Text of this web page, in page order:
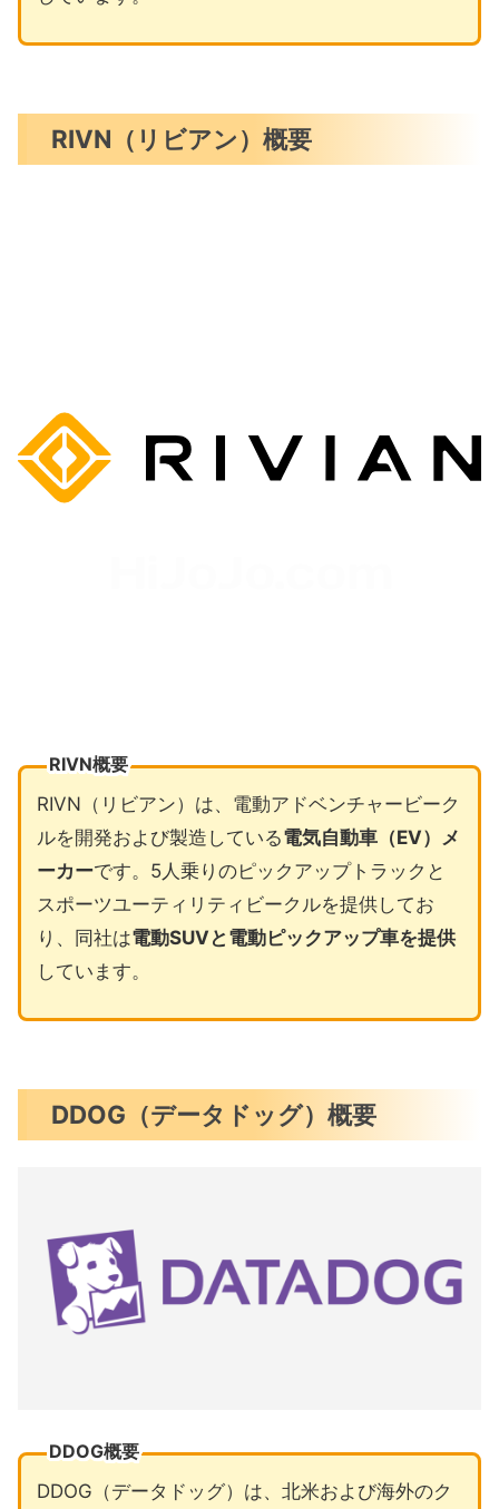
RIVN（リビアン）概要
RIVN概要
RIVN（リビアン）は、電動アドベンチャービーク
ルを開発および製造している電気自動車（EV）メ
ーカーです。5人乗りのピックアップトラックと
スポーツユーティリティビークルを提供してお
り、同社は電動SUVと電動ピックアップ車を提供
しています。
DDOG（データドッグ）概要
DDOG概要
DDOG（データドッグ）は、北米および海外のク